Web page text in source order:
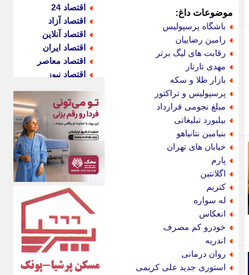
موضوعات داغ:
باشگاه پرسپولیس
رامین رضاییان
رقابت های لیگ برتر
مهدی تارتار
بازار طلا و سکه
پرسپولیس و تراکتور
مبلغ نجومی قرارداد
بیلبورد تبلیغاتی
بنیامین نتانیاهو
خیابان های تهران
پارم
اگلانتین
کتریم
له سواره
انعکاس
خودرو کم مصرف
اندریه
روان درمانی
استوری جدید علی کریمی
اقتصاد 24
اقتصاد آزاد
اقتصاد آنلاین
اقتصاد ایران
اقتصاد معاصر
اقتصاد نیوز
اکوفارس
اکونگار
اکونیوز
الف
انتشار آنلاین
اندیشه قرن
اندیشه معاصر
اندیشه ها
انرژی پرس
ای استخدام
ایتنا
ایراف
ایران آرت